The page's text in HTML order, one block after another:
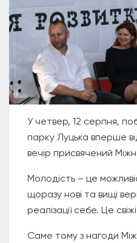
У четвер, 12 серпня,
парку Луцька вперше
вечір присвячений
Молодість – це
щоразу нові та вищі
реалізації себе. Це
Саме тому з нагоди